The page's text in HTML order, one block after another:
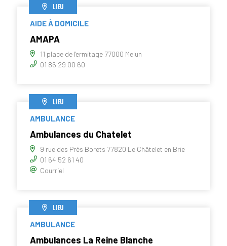
LIEU
AIDE À DOMICILE
AMAPA
11 place de l'ermitage 77000 Melun
01 86 29 00 60
LIEU
AMBULANCE
Ambulances du Chatelet
9 rue des Prés Borets 77820 Le Châtelet en Brie
01 64 52 61 40
Courriel
LIEU
AMBULANCE
Ambulances La Reine Blanche